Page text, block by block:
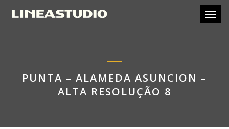
PUNTA – ALAMEDA ASUNCION –
ALTA RESOLUÇÃO 8